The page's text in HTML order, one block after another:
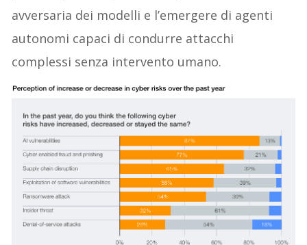
avversaria dei modelli e l’emergere di agenti
autonomi capaci di condurre attacchi
complessi senza intervento umano.